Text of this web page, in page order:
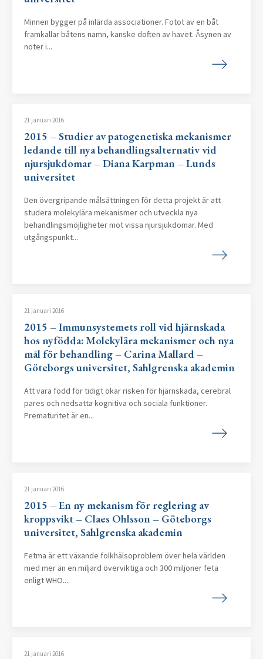
Minnen bygger på inlärda associationer. Fotot av en båt
framkallar båtens namn, kanske doften av havet. Åsynen av
noter i...
21 januari 2016
2015 – Studier av patogenetiska mekanismer
ledande till nya behandlingsalternativ vid
njursjukdomar – Diana Karpman – Lunds
universitet
Den övergripande målsättningen för detta projekt är att
studera molekylära mekanismer och utveckla nya
behandlingsmöjligheter mot vissa njursjukdomar. Med
utgångspunkt...
21 januari 2016
2015 – Immunsystemets roll vid hjärnskada
hos nyfödda: Molekylära mekanismer och nya
mål för behandling – Carina Mallard –
Göteborgs universitet, Sahlgrenska akademin
Att vara född för tidigt ökar risken för hjärnskada, cerebral
pares och nedsatta kognitiva och sociala funktioner.
Prematuritet är en...
21 januari 2016
2015 – En ny mekanism för reglering av
kroppsvikt – Claes Ohlsson – Göteborgs
universitet, Sahlgrenska akademin
Fetma är ett växande folkhälsoproblem över hela världen
med mer än en miljard överviktiga och 300 miljoner feta
enligt WHO....
21 januari 2016